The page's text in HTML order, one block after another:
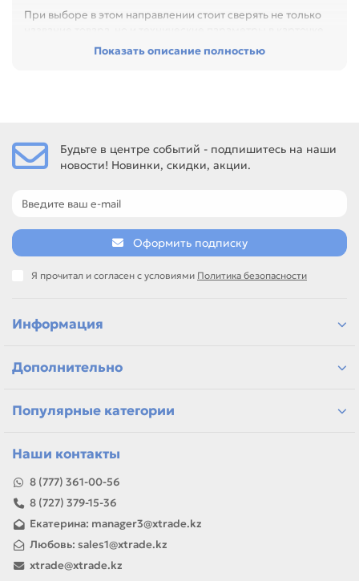
При выборе в этом направлении стоит сверять не только
Перед покупкой проверьте тип, размер, электрические
AC-002 (black), Разъем AC-002 (red), Разъем AC-003.
Сравнивайте такие позиции по названию, артикулу и
Если нужен близкий вариант, посмотрите соседние
инструмент и материалы для мастерской
подбор по размеру, параметрам и назначению
позиции для ремонта электроники и оргтехники
Если параметры в карточке совпадают с вашей моделью
запаса.
Показать описание полностью
Будьте в центре событий - подпишитесь на наши
новости! Новинки, скидки, акции.
Оформить подписку
Я прочитал и согласен с условиями Политика безопасности
Информация
Дополнительно
Популярные категории
Наши контакты
8 (777) 361-00-56
8 (727) 379-15-36
Екатерина: manager3@xtrade.kz
Любовь: sales1@xtrade.kz
xtrade@xtrade.kz